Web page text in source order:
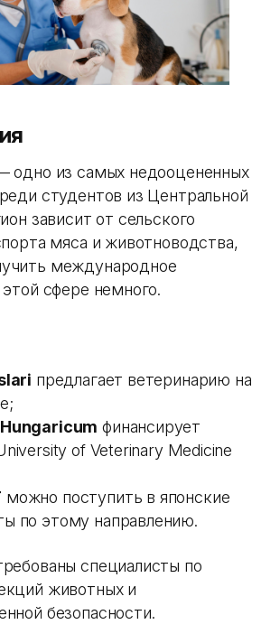
одно из самых недооцененных
студентов из Центральной
зависит от сельского
мяса и животноводства,
международное
сфере немного.
предлагает ветеринарию на
финансирует
of Veterinary Medicine
можно поступить в японские
по этому направлению.
специалисты по
животных и
безопасности.